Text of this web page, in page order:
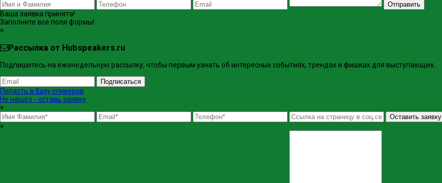
Отправить
Ваша заявка принята!
Заполните все поля формы!
×
Рассылка от Hubspeakers.ru
Подпишитесь на еженедельную рассылку, чтобы первым узнать об интересных событиях, трендах и фишках ​для выступающих.
Подписаться
Попасть в базу спикеров
Не нашёл - оставь заявку
×
Оставить заявку
×